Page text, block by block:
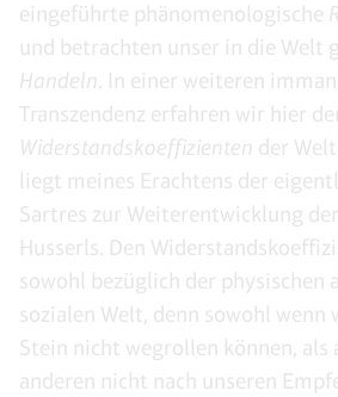
eingeführte phänomenologische
und betrachten unser in die Welt
Handeln . In einer weiteren
Transzendenz erfahren wir hier
Widerstandskoeffizienten der
liegt meines Erachtens der
Sartres zur Weiterentwicklung
Husserls. Den
sowohl bezüglich der physischen
sozialen Welt, denn sowohl wenn
Stein nicht wegrollen können, als
anderen nicht nach unseren